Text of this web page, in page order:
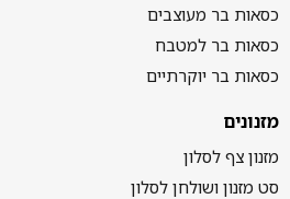
כסאות בר מעוצבים
כסאות בר למטבח
כסאות בר יוקרתיים
מזנונים
מזנון צף לסלון
סט מזנון ושולחן לסלון